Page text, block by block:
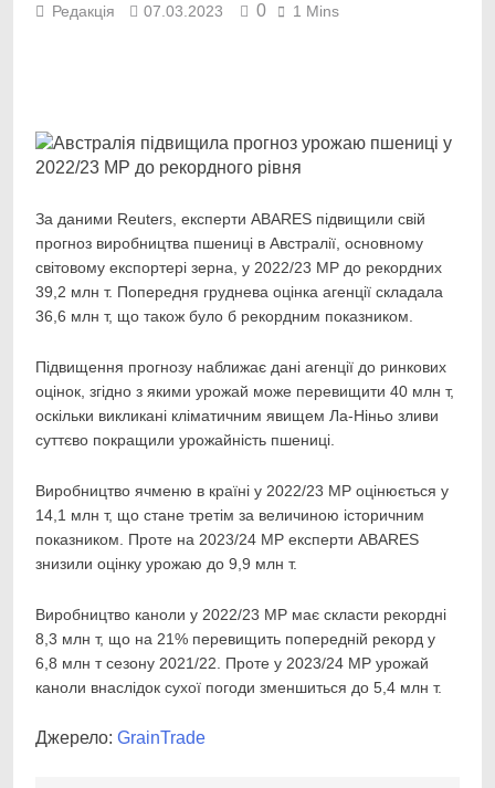
Редакція 07.03.2023 0 1 Mins
За даними Reuters, експерти ABARES підвищили свій
прогноз виробництва пшениці в Австралії, основному
світовому експортері зерна, у 2022/23 МР до рекордних
39,2 млн т. Попередня груднева оцінка агенції складала
36,6 млн т, що також було б рекордним показником.
Підвищення прогнозу наближає дані агенції до ринкових
оцінок, згідно з якими урожай може перевищити 40 млн т,
оскільки викликані кліматичним явищем Ла-Ніньо зливи
суттєво покращили урожайність пшениці.
Виробництво ячменю в країні у 2022/23 МР оцінюється у
14,1 млн т, що стане третім за величиною історичним
показником. Проте на 2023/24 МР експерти ABARES
знизили оцінку урожаю до 9,9 млн т.
Виробництво каноли у 2022/23 МР має скласти рекордні
8,3 млн т, що на 21% перевищить попередній рекорд у
6,8 млн т сезону 2021/22. Проте у 2023/24 МР урожай
каноли внаслідок сухої погоди зменшиться до 5,4 млн т.
Джерело: GrainTrade